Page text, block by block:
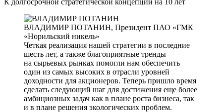
К долгосрочной стратегической концепции на 10 лет
ВЛАДИМИР ПОТАНИН, Президент ПАО «ГМК
«Норильский никель»
Четкая реализация нашей стратегии в последние
шесть лет, а также благоприятные тренды
на сырьевых рынках помогли нам обеспечить
один из самых высоких в отрасли уровней
доходности для акционеров. Теперь пришло время
сделать следующий шаг для достижения еще более
амбициозных задач как в плане роста бизнеса, так
и в плане решения экологических проблем.